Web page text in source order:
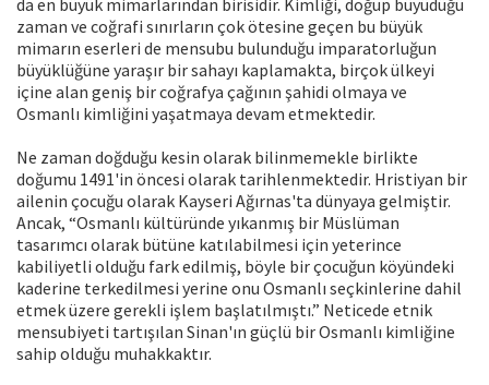
da en büyük mimarlarından birisidir. Kimliği, doğup büyüdüğü
zaman ve coğrafi sınırların çok ötesine geçen bu büyük
mimarın eserleri de mensubu bulunduğu imparatorluğun
büyüklüğüne yaraşır bir sahayı kaplamakta, birçok ülkeyi
içine alan geniş bir coğrafya çağının şahidi olmaya ve
Osmanlı kimliğini yaşatmaya devam etmektedir.
Ne zaman doğduğu kesin olarak bilinmemekle birlikte
doğumu 1491'in öncesi olarak tarihlenmektedir. Hristiyan bir
ailenin çocuğu olarak Kayseri Ağırnas'ta dünyaya gelmiştir.
Ancak, “Osmanlı kültüründe yıkanmış bir Müslüman
tasarımcı olarak bütüne katılabilmesi için yeterince
kabiliyetli olduğu fark edilmiş, böyle bir çocuğun köyündeki
kaderine terkedilmesi yerine onu Osmanlı seçkinlerine dahil
etmek üzere gerekli işlem başlatılmıştı.” Neticede etnik
mensubiyeti tartışılan Sinan'ın güçlü bir Osmanlı kimliğine
sahip olduğu muhakkaktır.